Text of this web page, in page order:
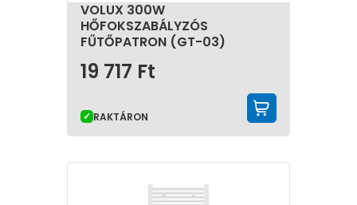
VOLUX 300W
HŐFOKSZABÁLYZÓS
FŰTŐPATRON (GT-03)
19 717 Ft
RAKTÁRON